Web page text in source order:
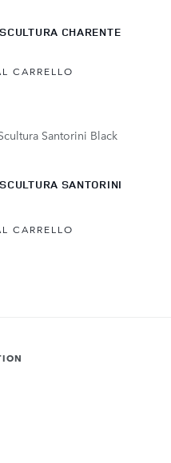
CHARENTE
CARRELLO
SANTORINI
CARRELLO